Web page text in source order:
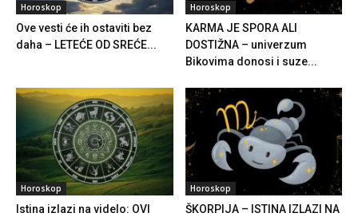
Horoskop
Ove vesti će ih ostaviti bez
daha – LETEĆE OD SREĆE...
Horoskop
KARMA JE SPORA ALI
DOSTIŽNA – univerzum
Bikovima donosi i suze...
Horoskop
Istina izlazi na videlo: OVI
Horoskop
ŠKORPIJA – ISTINA IZLAZI NA